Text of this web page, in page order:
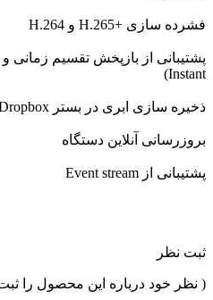
فشرده سازی +H.265 و H.264
Instant)
ذخیره سازی ابری در بستر
بروزرسانی آنلاین دستگاه
پشتیبانی از Event stream
ثبت نظر
( نظر خود درباره این محصول را ثبت